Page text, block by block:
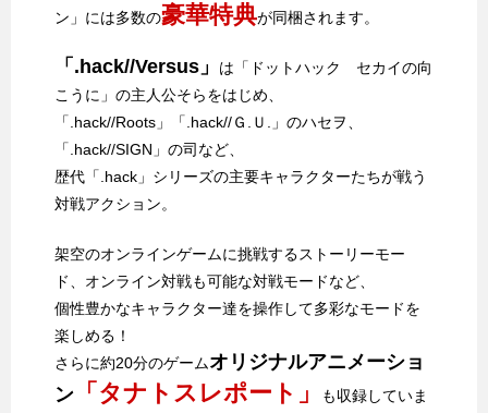
ン」には多数の豪華特典が同梱されます。
「.hack//Versus」
は「ドットハック セカイの向
こうに」の主人公そらをはじめ、
「.hack//Roots」「.hack//Ｇ.Ｕ.」のハセヲ、
「.hack//SIGN」の司など、
歴代「.hack」シリーズの主要キャラクターたちが戦う
対戦アクション。
架空のオンラインゲームに挑戦するストーリーモー
ド、オンライン対戦も可能な対戦モードなど、
個性豊かなキャラクター達を操作して多彩なモードを
楽しめる！
さらに約20分のゲームオリジナルアニメーショ
ン
「タナトスレポート」
も収録していま